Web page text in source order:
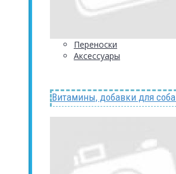
Переноски
Аксессуары
Витамины, добавки для